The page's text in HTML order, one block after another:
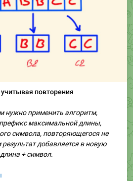
повторения
нужно применить алгоритм,
максимальной длины,
символа, повторяющегося не
результат добавляется в новую
+ символ.